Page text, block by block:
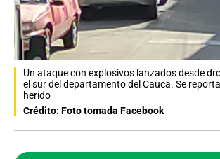
Un ataque con explosivos lanzados desde
el sur del departamento del Cauca. Se
herido
Crédito: Foto tomada Facebook